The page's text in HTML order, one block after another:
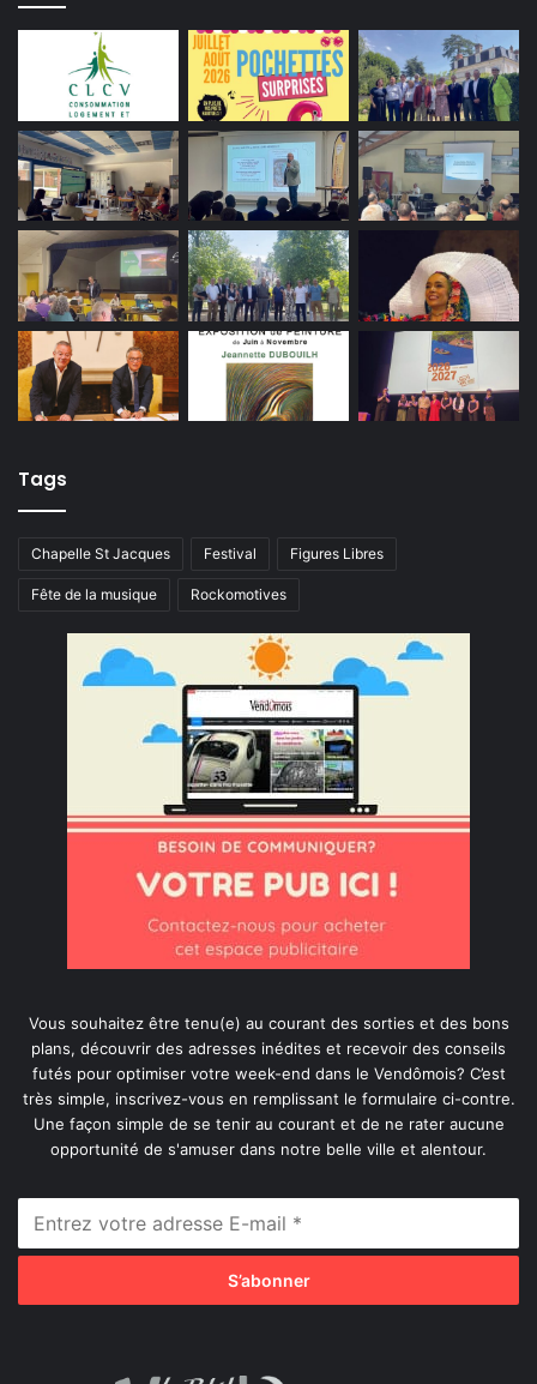
Tags
Chapelle St Jacques Festival Figures Libres
Fête de la musique Rockomotives
Vous souhaitez être tenu(e) au courant des sorties et des bons
plans, découvrir des adresses inédites et recevoir des conseils
futés pour optimiser votre week-end dans le Vendômois? C’est
très simple, inscrivez-vous en remplissant le formulaire ci-contre.
Une façon simple de se tenir au courant et de ne rater aucune
opportunité de s'amuser dans notre belle ville et alentour.